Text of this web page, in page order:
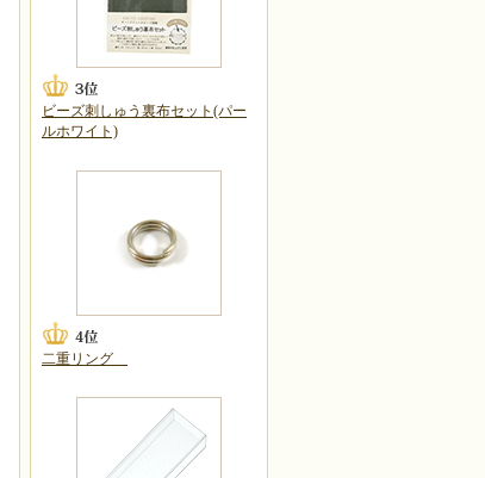
ビーズ刺しゅう裏布セット(パー
ルホワイト)
二重リング